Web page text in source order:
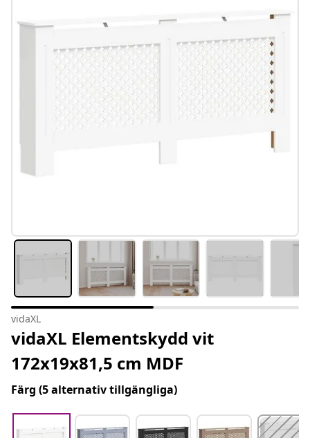
vidaXL
vidaXL Elementskydd vit
172x19x81,5 cm MDF
Färg (5 alternativ tillgängliga)